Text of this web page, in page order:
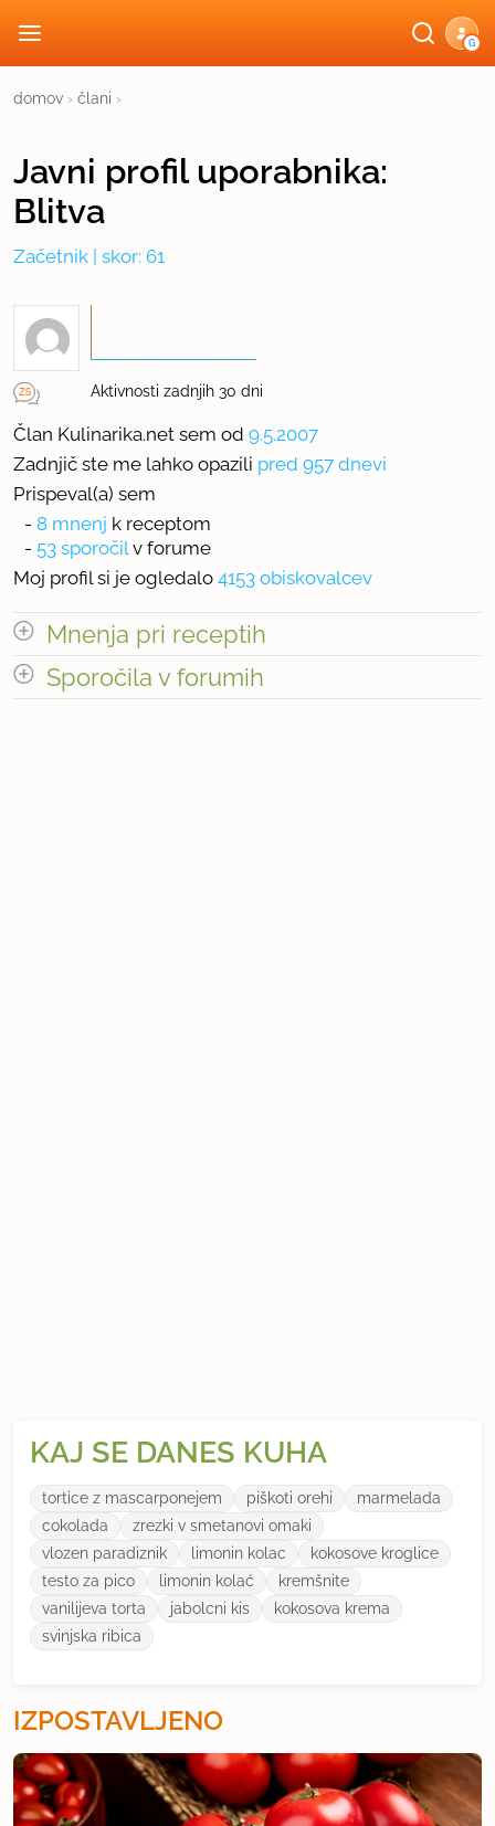
G
domov › člani ›
Javni profiluporabnika:
Blitva
Začetnik | skor: 61
Aktivnosti zadnjih 30 dni
Član Kulinarika.net sem od 9.5.2007
Zadnjič ste me lahko opazili pred 957 dnevi
Prispeval(a) sem
- 8 mnenj k receptom
- 53 sporočil v forume
Moj profil si je ogledalo 4153 obiskovalcev
Mnenja pri receptih
odpri vse
Sporočila v forumih
KAJ SE DANES KUHA
tortice z mascarponejem piškoti orehi
marmelada
cokolada
zrezki v smetanovi omaki
vlozen paradiznik
limonin kolac
kokosove kroglice
testo za pico
limonin kolać
kremšnite
vanilijeva torta
jabolcni kis
kokosova krema
svinjska ribica
IZPOSTAVLJENO